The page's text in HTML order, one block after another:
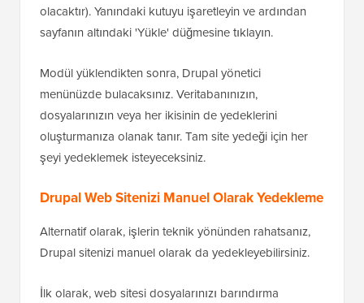
olacaktır). Yanındaki kutuyu işaretleyin ve ardından
sayfanın altındaki 'Yükle' düğmesine tıklayın.
Modül yüklendikten sonra, Drupal yönetici
menünüzde bulacaksınız. Veritabanınızın,
dosyalarınızın veya her ikisinin de yedeklerini
oluşturmanıza olanak tanır. Tam site yedeği için her
şeyi yedeklemek isteyeceksiniz.
Drupal Web Sitenizi Manuel Olarak Yedekleme
Alternatif olarak, işlerin teknik yönünden rahatsanız,
Drupal sitenizi manuel olarak da yedekleyebilirsiniz.
İlk olarak, web sitesi dosyalarınızı barındırma